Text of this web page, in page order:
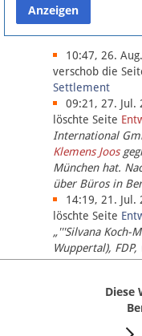
Datenschutz
Über Lobbypedia
Impressum
10:47, 26.
verschob die
Settlement
09:21, 27. Jul.
löschte Seite
International
Klemens Joos
München hat.
über Büros in
14:19, 21. Jul.
löschte Seite
„'''Silvana Koch-
Wuppertal),
Europäischen
Diese